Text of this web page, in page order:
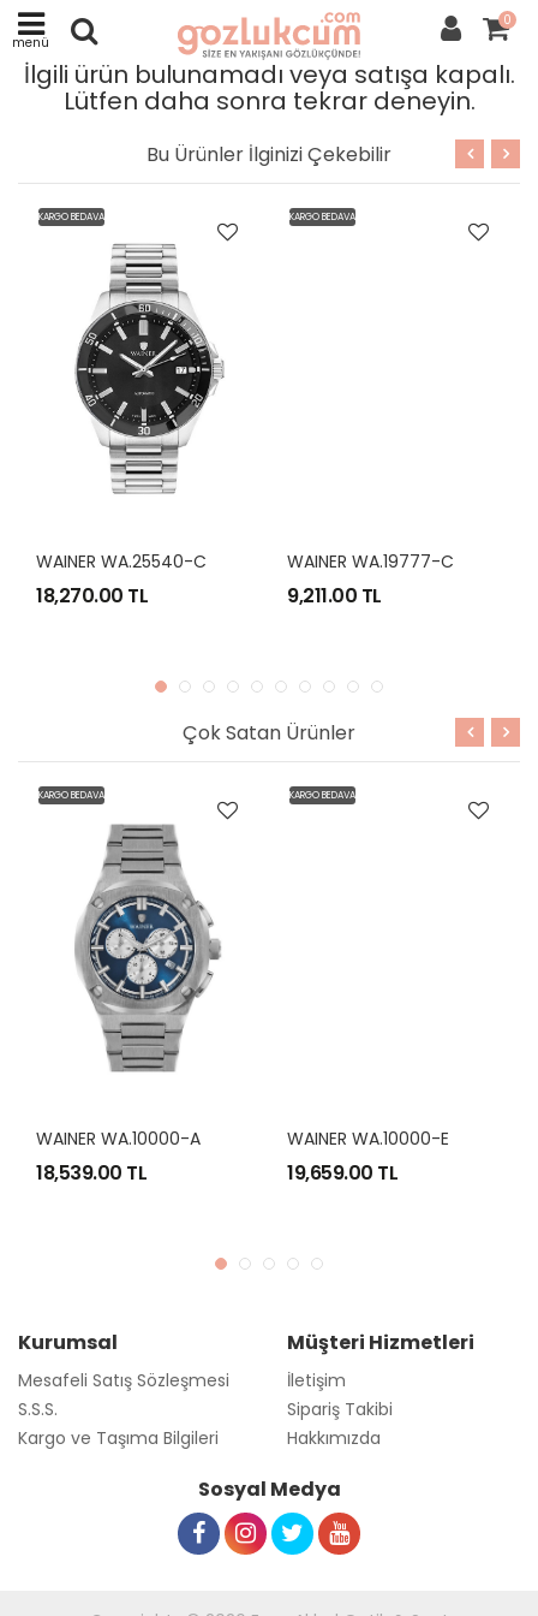
menü
0
İlgili ürün bulunamadı veya satışa kapalı.
Lütfen daha sonra tekrar deneyin.
Bu Ürünler İlginizi Çekebilir
KARGO BEDAVA
WAINER WA.25540-C
18,270.00 TL
KARGO BEDAVA
WAINER WA.19777-C
9,211.00 TL
Çok Satan Ürünler
KARGO BEDAVA
WAINER WA.10000-A
18,539.00 TL
KARGO BEDAVA
WAINER WA.10000-E
19,659.00 TL
Kurumsal
Mesafeli Satış Sözleşmesi
S.S.S.
Kargo ve Taşıma Bilgileri
Müşteri Hizmetleri
İletişim
Sipariş Takibi
Hakkımızda
Sosyal Medya